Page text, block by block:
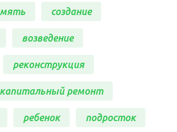
создание
возведение
реконструкция
капитальный ремонт
ребенок подросток